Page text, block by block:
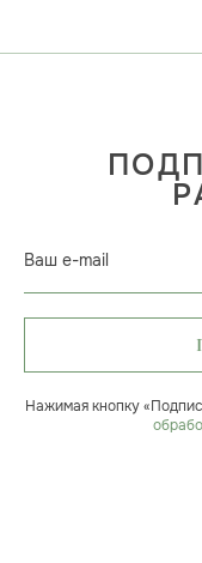
Ваш e-mail
Нажимая кнопку